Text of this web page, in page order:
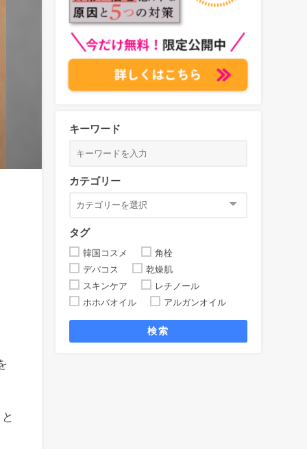
キーワード
カテゴリー
タグ
韓国コスメ
角栓
デパコス
乾燥肌
スキンケア
レチノール
ホホバオイル
アルガンオイル
検索